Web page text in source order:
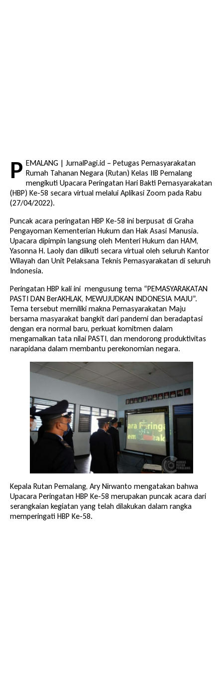
P EMALANG | JurnalPagi.id – Petugas Pemasyarakatan
Rumah Tahanan Negara (Rutan) Kelas IIB Pemalang
mengikuti Upacara Peringatan Hari Bakti Pemasyarakatan
(HBP) Ke-58 secara virtual melalui Aplikasi Zoom pada Rabu
(27/04/2022).
Puncak acara peringatan HBP Ke-58 ini berpusat di Graha
Pengayoman Kementerian Hukum dan Hak Asasi Manusia.
Upacara dipimpin langsung oleh Menteri Hukum dan HAM,
Yasonna H. Laoly dan diikuti secara virtual oleh seluruh Kantor
Wilayah dan Unit Pelaksana Teknis Pemasyarakatan di seluruh
Indonesia.
Peringatan HBP kali ini mengusung tema “PEMASYARAKATAN
PASTI DAN BerAKHLAK, MEWUJUDKAN INDONESIA MAJU”.
Tema tersebut memiliki makna Pemasyarakatan Maju
bersama masyarakat bangkit dari pandemi dan beradaptasi
dengan era normal baru, perkuat komitmen dalam
mengamalkan tata nilai PASTI, dan mendorong produktivitas
narapidana dalam membantu perekonomian negara.
Kepala Rutan Pemalang, Ary Nirwanto mengatakan bahwa
Upacara Peringatan HBP Ke-58 merupakan puncak acara dari
serangkaian kegiatan yang telah dilakukan dalam rangka
memperingati HBP Ke-58.